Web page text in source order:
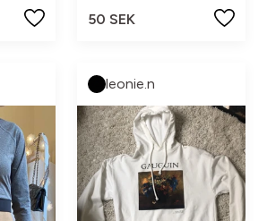
50 SEK
leonie.n